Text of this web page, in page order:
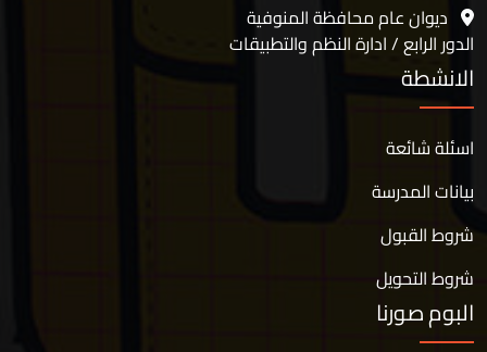
ديوان عام محافظة المنوفية
الدور الرابع / ادارة النظم والتطبيقات
الانشطة
اسئلة شائعة
بيانات المدرسة
شروط القبول
شروط التحويل
البوم صورنا